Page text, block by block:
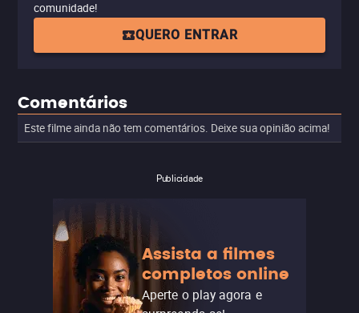
comunidade!
QUERO ENTRAR
Comentários
Este filme ainda não tem comentários. Deixe sua opinião acima!
Publicidade
Assista a filmes
completos online
Aperte o play agora e